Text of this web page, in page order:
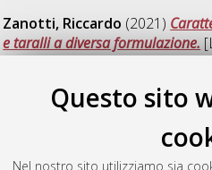
Questo sito
Nel nostro sito utilizziamo sia
Zanotti, Riccardo (2021)
e taralli a diversa formulazione.
di Bologna, Corso di Studio in
,
Zhu, Jing(2021)
aumentare il trasferimento di